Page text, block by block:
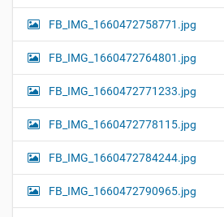
FB_IMG_1660472758771.jpg
FB_IMG_1660472764801.jpg
FB_IMG_1660472771233.jpg
FB_IMG_1660472778115.jpg
FB_IMG_1660472784244.jpg
FB_IMG_1660472790965.jpg